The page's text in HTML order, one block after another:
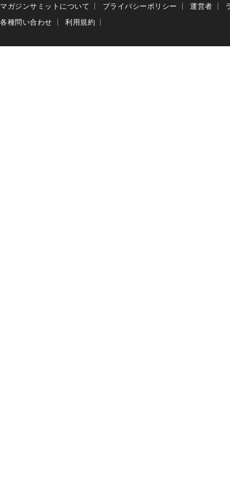
マガジンサミットについて プライバシーポリシー 運営者
各種問い合わせ
利用規約